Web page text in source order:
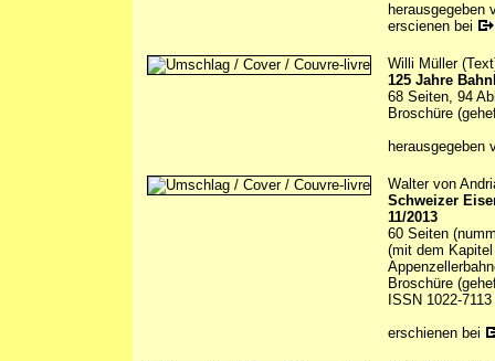
herausgegeben
erscienen bei
Willi Müller
125 Jahre
68 Seiten, 94
Broschüre
herausgegeben
Walter von
Schweizer
11/2013
60 Seiten
(mit dem
Broschüre
ISSN 1022-7113
erschienen bei